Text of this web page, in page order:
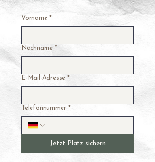
Vorname *
Nachname *
E-Mail-Adresse *
Telefonnummer *
Jetzt Platz sichern